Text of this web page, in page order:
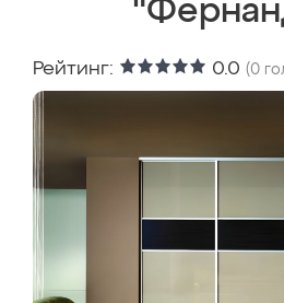
Рейтинг: 0.0 (0